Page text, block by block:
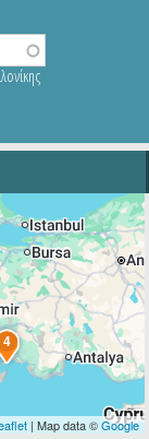
4
| Map data ©Google